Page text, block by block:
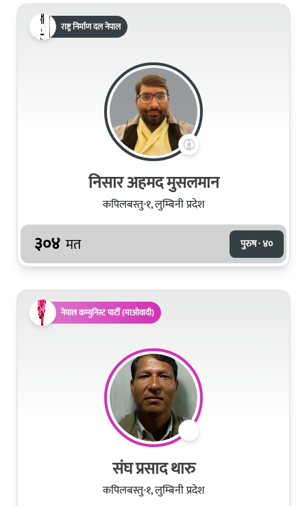
राष्ट्र निर्माण दल नेपाल
निसार अहमद मुसलमान
कपिलबस्तु-१, लुम्बिनी प्रदेश
३०४ मत पुरुष · ४०
नेपाल कम्युनिस्ट पार्टी (माओवादी)
संघ प्रसाद थारु
कपिलबस्तु-१, लुम्बिनी प्रदेश